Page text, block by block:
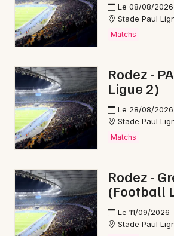
Newsletter des sorties
Artistes en tournée
Actus à Saint-Affrique
Magazine à Saint-Affrique
Le 08/08/2026
Stade Paul
Matchs
Rodez -
Ligue 2)
Le 28/08/2026
Stade Paul
Matchs
Rodez -
(Football
Le 11/09/2026
Stade Paul